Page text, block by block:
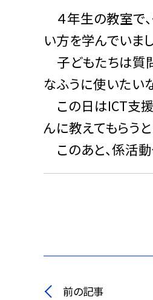
４年生の教室で
い方を学んでいまし
子どもたちは質
なふうに使いたい
この日はICT支援
んに教えてもらう
このあと、係活
前の記事